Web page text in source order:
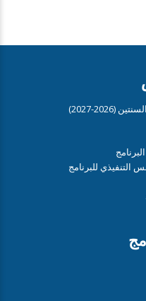
2027)
التنفيذي للبرنامج